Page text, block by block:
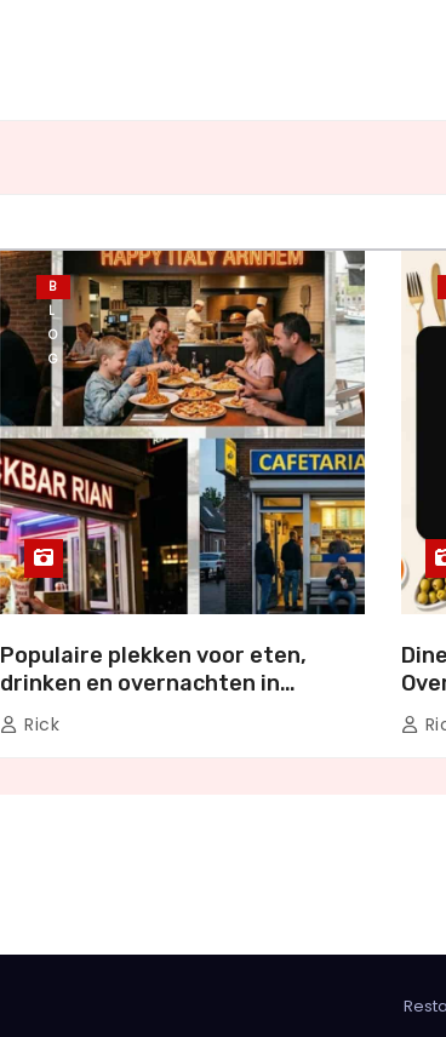
B
L
O
G
Populaire plekken voor eten,
drinken en overnachten in
Nederland
Rick